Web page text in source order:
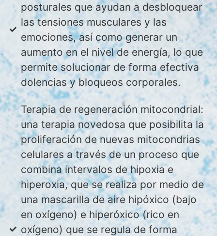
posturales que ayudan a desbloquear
las tensiones musculares y las
emociones, así como generar un
aumento en el nivel de energía, lo que
permite solucionar de forma efectiva
dolencias y bloqueos corporales.
Terapia de regeneración mitocondrial:
una terapia novedosa que posibilita la
proliferación de nuevas mitocondrias
celulares a través de un proceso que
combina intervalos de hipoxia e
hiperoxia, que se realiza por medio de
una mascarilla de aire hipóxico (bajo
en oxígeno) e hiperóxico (rico en
oxígeno) que se regula de forma